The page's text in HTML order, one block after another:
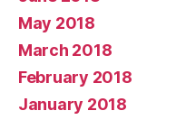
May 2018
March 2018
February 2018
January 2018